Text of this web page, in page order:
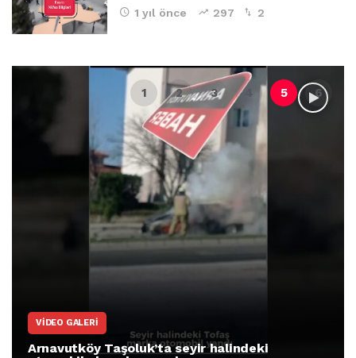
1 yıl önce 297 2
VIDEO GALERI
Arnavutköy Taşoluk’ta seyir halindeki